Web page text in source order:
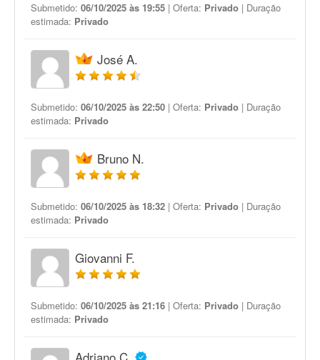
Submetido: 06/10/2025 às 19:55 | Oferta: Privado | Duração
estimada: Privado
José A.
Submetido: 06/10/2025 às 22:50 | Oferta: Privado | Duração
estimada: Privado
Bruno N.
Submetido: 06/10/2025 às 18:32 | Oferta: Privado | Duração
estimada: Privado
Giovanni F.
Submetido: 06/10/2025 às 21:16 | Oferta: Privado | Duração
estimada: Privado